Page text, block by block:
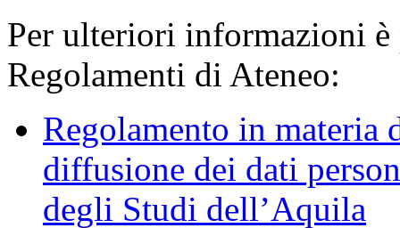
Per ulteriori informazioni è
Regolamenti di Ateneo:
Regolamento in materia
diffusione dei dati
degli Studi dell’Aquila